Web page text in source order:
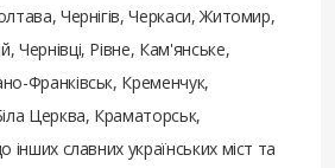
Чернігів, Черкаси, Житомир,
Чернівці, Рівне, Кам'янське,
Франківськ, Кременчук,
Церква, Краматорськ,
інших славних українських міст та